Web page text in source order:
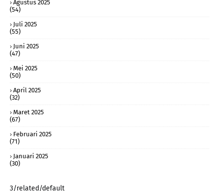
Agustus 2025
(54)
Juli 2025
(55)
Juni 2025
(47)
Mei 2025
(50)
April 2025
(32)
Maret 2025
(67)
Februari 2025
(71)
Januari 2025
(30)
3/related/default